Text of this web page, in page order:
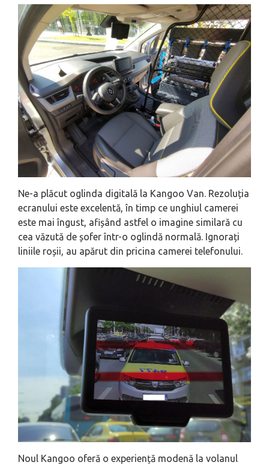
Ne-a plăcut oglinda digitală la Kangoo Van. Rezoluția
ecranului este excelentă, în timp ce unghiul camerei
este mai îngust, afișând astfel o imagine similară cu
cea văzută de șofer într-o oglindă normală. Ignorați
liniile roșii, au apărut din pricina camerei telefonului.
Noul Kangoo oferă o experiență modenă la volanul